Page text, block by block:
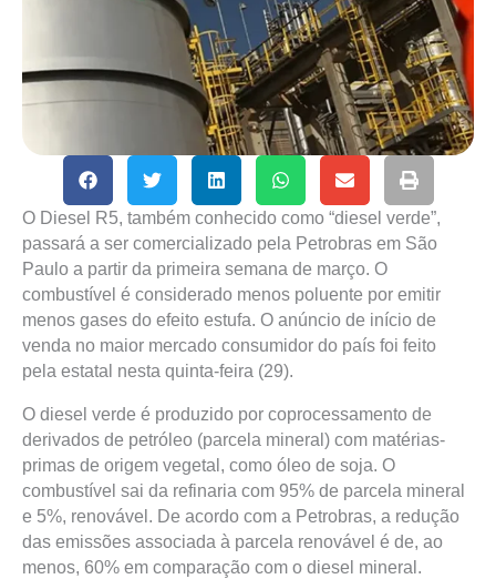
O Diesel R5, também conhecido como “diesel verde”,
passará a ser comercializado pela Petrobras em São
Paulo a partir da primeira semana de março. O
combustível é considerado menos poluente por emitir
menos gases do efeito estufa. O anúncio de início de
venda no maior mercado consumidor do país foi feito
pela estatal nesta quinta-feira (29).
O diesel verde é produzido por coprocessamento de
derivados de petróleo (parcela mineral) com matérias-
primas de origem vegetal, como óleo de soja. O
combustível sai da refinaria com 95% de parcela mineral
e 5%, renovável. De acordo com a Petrobras, a redução
das emissões associada à parcela renovável é de, ao
menos, 60% em comparação com o diesel mineral.